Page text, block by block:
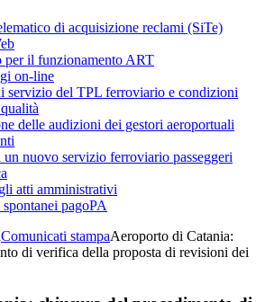
di acquisizione reclami (SiTe)
per il funzionamento ART
on-line
servizio del TPL ferroviario e condizioni
delle audizioni dei gestori aeroportuali
nuovo servizio ferroviario passeggeri
atti amministrativi
pagoPA
Comunicati stampaAeroporto di Catania:
di verifica della proposta di revisioni dei